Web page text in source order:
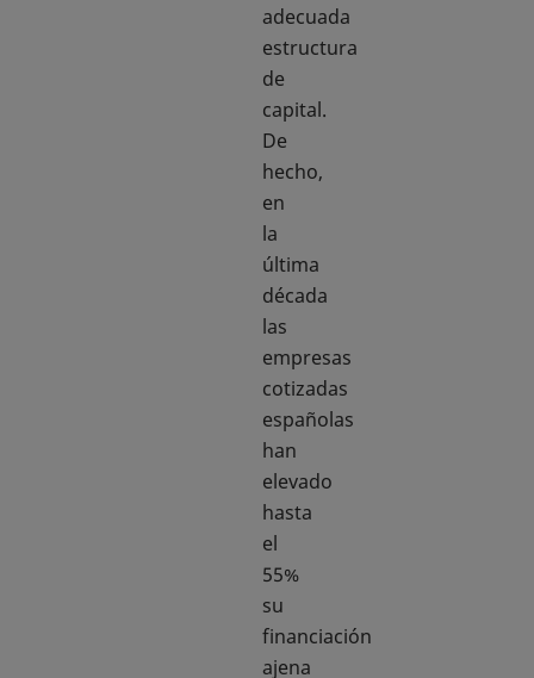
adecuada
estructura
de
capital.
De
hecho,
en
la
última
década
las
empresas
cotizadas
españolas
han
elevado
hasta
el
55%
su
financiación
ajena